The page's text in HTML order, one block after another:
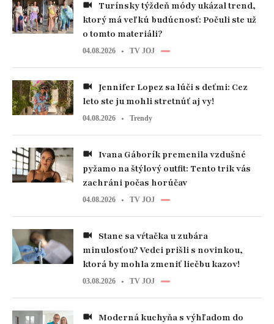
ktorý má veľkú budúcnosť: Počuli ste už
o tomto materiáli?
04.08.2026 TV JOJ
leto ste ju mohli stretnúť aj vy!
04.08.2026 Trendy
pyžamo na štýlový outfit: Tento trik vás
zachráni počas horúčav
04.08.2026 TV JOJ
minulosťou? Vedci prišli s novinkou,
ktorá by mohla zmeniť liečbu kazov!
03.08.2026 TV JOJ